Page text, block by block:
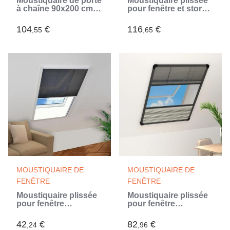
à chaîne 90x200 cm
104,55 €
pour fenêtre et store
(Noir)
116,65 €
MOUSTIQUAIRE DE
FENÊTRE
Moustiquaire plissée
pour fenêtre
(Noir)
42,24 €
MOUSTIQUAIRE DE
FENÊTRE
Moustiquaire plissée
pour fenêtre
avec auvent (Gris)
82,96 €